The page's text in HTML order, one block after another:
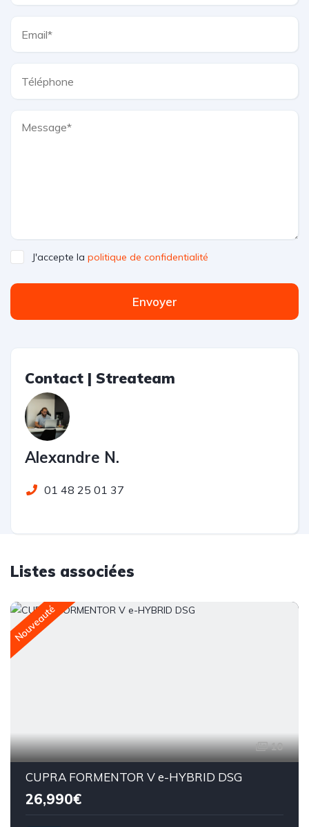
J'accepte la politique de confidentialité
Envoyer
Contact | Streateam
Alexandre N.
01 48 25 01 37
Listes associées
Nouveauté
10
CUPRA FORMENTOR V e-HYBRID DSG
26,990€